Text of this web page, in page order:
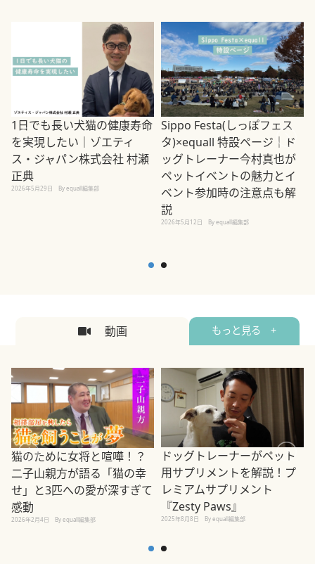
1日でも長い犬猫の健康寿命
を実現したい｜ゾエティ
ス・ジャパン株式会社 村瀬
正典
2026年5月29日 By equall編集部
Sippo Festa(しっぽフェス
タ)×equall 特設ページ｜ド
ッグトレーナー今村真也が
ペットイベントの魅力とイ
ベント参加時の注意点も解
説
2026年5月12日 By equall編集部
動画 もっと見る +
猫のために女将と喧嘩！？
二子山親方が語る「猫の幸
せ」と3匹への愛が深すぎて
感動
2026年2月4日 By equall編集部
ドッグトレーナーがペット
用サプリメントを解説！プ
レミアムサプリメント
『Zesty Paws』
2025年8月8日 By equall編集部